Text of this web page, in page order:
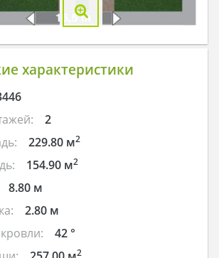
характеристики
2
229.80 м2
154.90 м2
8.80 м
2.80 м
42 °
2